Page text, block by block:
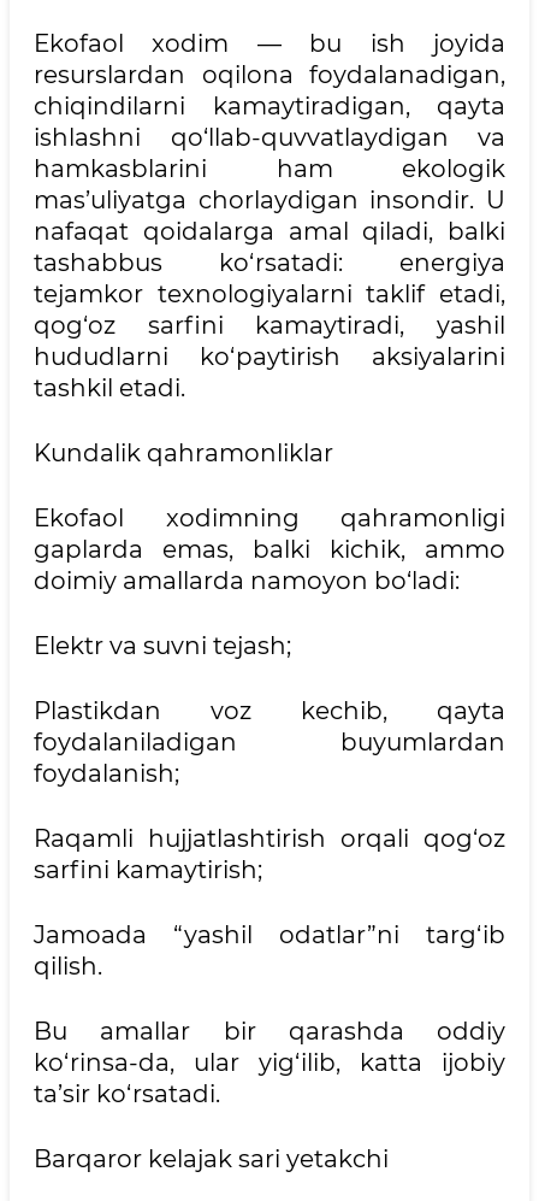
Ekofaol xodim — bu ish joyida
resurslardan oqilona foydalanadigan,
chiqindilarni kamaytiradigan, qayta
ishlashni qo‘llab-quvvatlaydigan va
hamkasblarini ham ekologik
mas’uliyatga chorlaydigan insondir. U
nafaqat qoidalarga amal qiladi, balki
tashabbus ko‘rsatadi: energiya
tejamkor texnologiyalarni taklif etadi,
qog‘oz sarfini kamaytiradi, yashil
hududlarni ko‘paytirish aksiyalarini
tashkil etadi.
Kundalik qahramonliklar
Ekofaol xodimning qahramonligi
gaplarda emas, balki kichik, ammo
doimiy amallarda namoyon bo‘ladi:
Elektr va suvni tejash;
Plastikdan voz kechib, qayta
foydalaniladigan buyumlardan
foydalanish;
Raqamli hujjatlashtirish orqali qog‘oz
sarfini kamaytirish;
Jamoada “yashil odatlar”ni targ‘ib
qilish.
Bu amallar bir qarashda oddiy
ko‘rinsa-da, ular yig‘ilib, katta ijobiy
ta’sir ko‘rsatadi.
Barqaror kelajak sari yetakchi